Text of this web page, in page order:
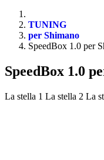
TUNING
per Shimano
SpeedBox 1.0 per
SpeedBox 1.0
La stella 1 La stella 2 La